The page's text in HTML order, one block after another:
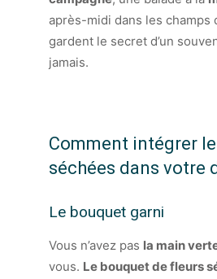
après-midi dans les champs
gardent le secret d’un
jamais.
Comment intégrer
séchées dans votre
Le bouquet garni
Vous n’avez pas la main
vous. Le bouquet de fleurs